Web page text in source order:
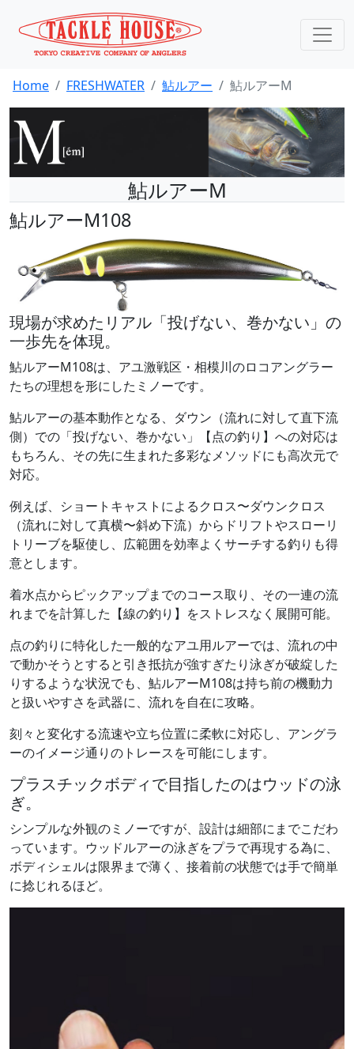
Home FRESHWATER 鮎ルアー 鮎ルアーM
鮎ルアーM
鮎ルアーM108
現場が求めたリアル「投げない、巻かない」の
一歩先を体現。
鮎ルアーM108は、アユ激戦区・相模川のロコアングラー
たちの理想を形にしたミノーです。
鮎ルアーの基本動作となる、ダウン（流れに対して直下流
側）での「投げない、巻かない」【点の釣り】への対応は
もちろん、その先に生まれた多彩なメソッドにも高次元で
対応。
例えば、ショートキャストによるクロス〜ダウンクロス
（流れに対して真横〜斜め下流）からドリフトやスローリ
トリーブを駆使し、広範囲を効率よくサーチする釣りも得
意とします。
着水点からピックアップまでのコース取り、その一連の流
れまでを計算した【線の釣り】をストレスなく展開可能。
点の釣りに特化した一般的なアユ用ルアーでは、流れの中
で動かそうとすると引き抵抗が強すぎたり泳ぎが破綻した
りするような状況でも、鮎ルアーM108は持ち前の機動力
と扱いやすさを武器に、流れを自在に攻略。
刻々と変化する流速や立ち位置に柔軟に対応し、アングラ
ーのイメージ通りのトレースを可能にします。
プラスチックボディで目指したのはウッドの泳
ぎ。
シンプルな外観のミノーですが、設計は細部にまでこだわ
っています。ウッドルアーの泳ぎをプラで再現する為に、
ボディシェルは限界まで薄く、接着前の状態では手で簡単
に捻じれるほど。